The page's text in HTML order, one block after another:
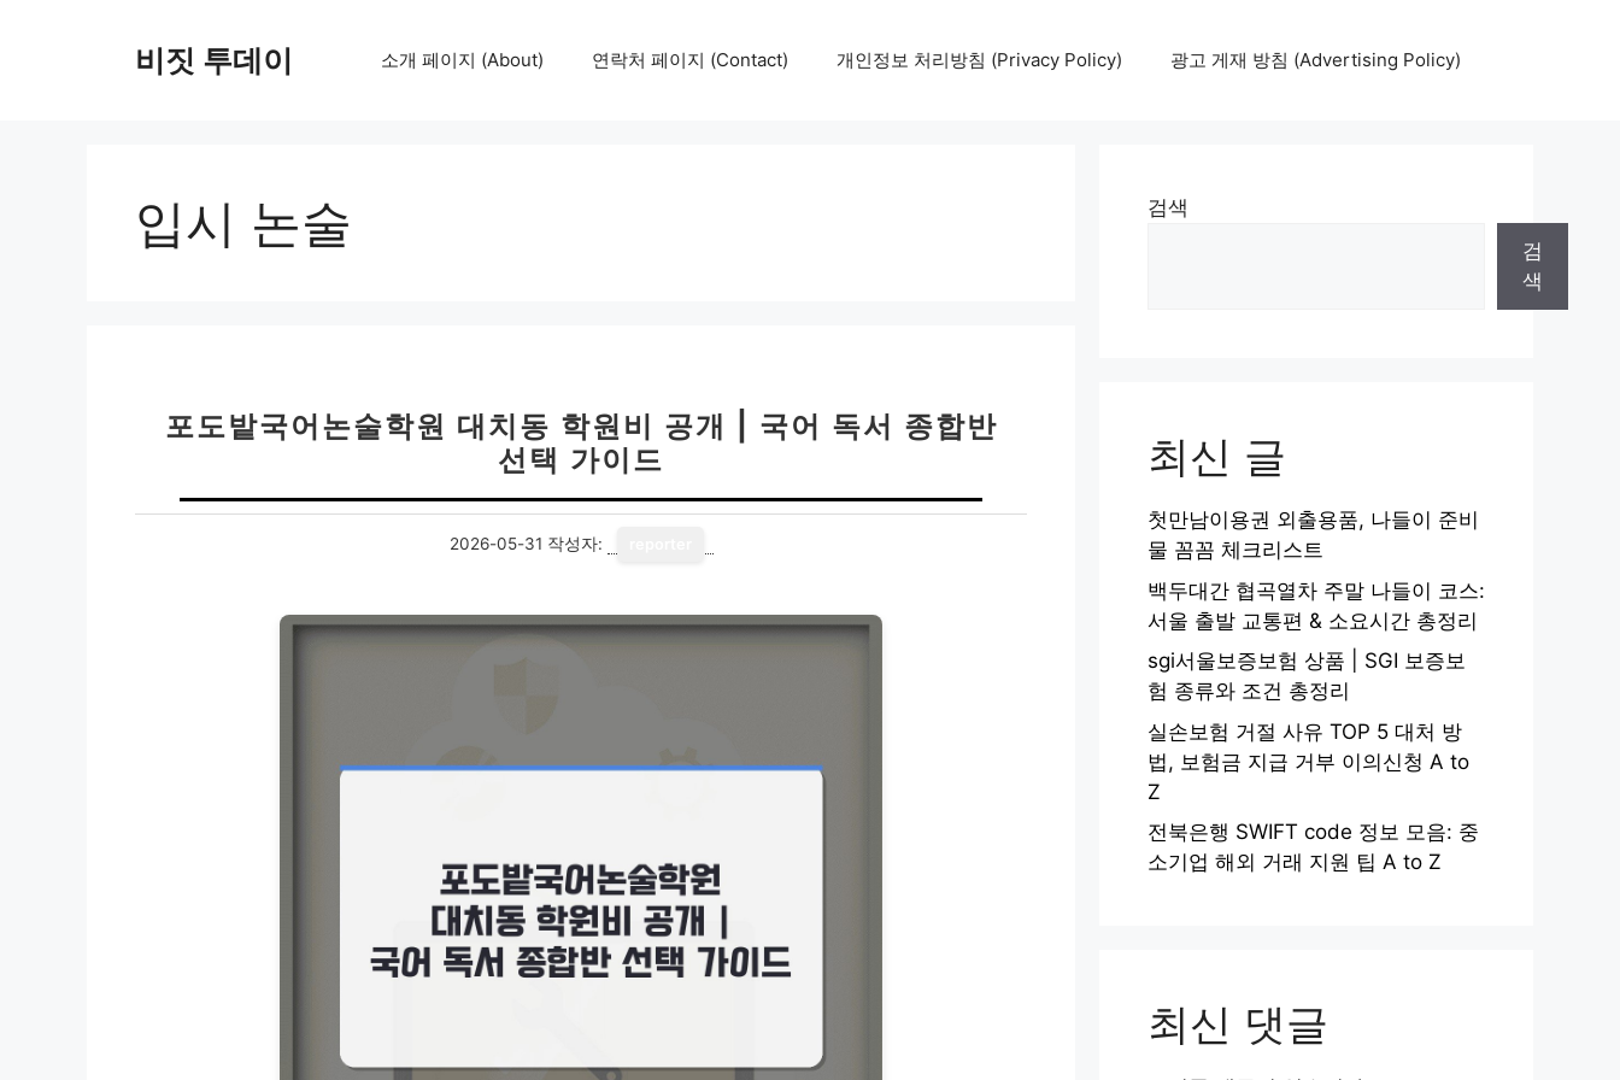
비짓 투데이 소개 페이지 (About) 연락처 페이지 (Contact) 개인정보 처리방침 (Privacy Policy) 광고 게재 방침 (Advertising Policy)
입시 논술
포도밭국어논술학원 대치동 학원비 공개 | 국어 독서 종합반
선택 가이드
2026-05-31 작성자:
검색
검
색
최신 글
첫만남이용권 외출용품, 나들이 준비
물 꼼꼼 체크리스트
백두대간 협곡열차 주말 나들이 코스:
서울 출발 교통편 & 소요시간 총정리
sgi서울보증보험 상품 | SGI 보증보
험 종류와 조건 총정리
실손보험 거절 사유 TOP 5 대처 방
법, 보험금 지급 거부 이의신청 A to
Z
전북은행 SWIFT code 정보 모음: 중
소기업 해외 거래 지원 팁 A to Z
최신 댓글